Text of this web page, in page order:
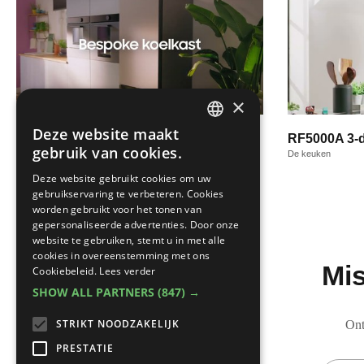
Slim, stijlvol, Samsung: Bespoke
koelkast | Samsung België
RF5000A
De keuken
×
Deze website maakt
gebruik van cookies.
Deze website gebruikt cookies om uw
gebruikservaring te verbeteren. Cookies
worden gebruikt voor het tonen van
gepersonaliseerde advertenties. Door onze
website te gebruiken, stemt u in met alle
cookies in overeenstemming met ons
Cookiebeleid. Lees verder
SHOW ALL PARTNERS (847) →
STRIKT NOODZAKELIJK
PRESTATIE